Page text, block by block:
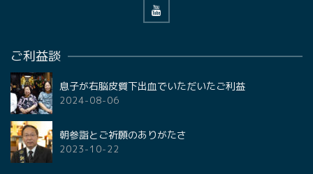
ご利益談
息子が右脳皮質下出血でいただいたご利益
2024-08-06
朝参詣とご祈願のありがたさ
2023-10-22